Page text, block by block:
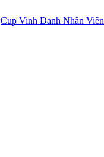
Cup Vinh Danh Nhân Viên